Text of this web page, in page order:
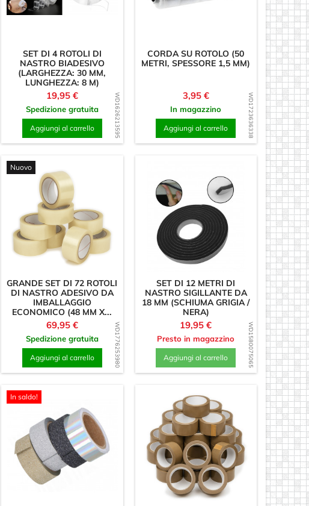
WD1626213595
SET DI 4 ROTOLI DI
NASTRO BIADESIVO
(LARGHEZZA: 30 MM,
LUNGHEZZA: 8 M)
Prezzo
19,95 €
Spedizione gratuita
Aggiungi al carrello WD1723636338
CORDA SU ROTOLO (50
METRI, SPESSORE 1,5 MM)
Prezzo
3,95 €
In magazzino
Aggiungi al carrello
WD1776253980
Nuovo
GRANDE SET DI 72 ROTOLI
DI NASTRO ADESIVO DA
IMBALLAGGIO
ECONOMICO (48 MM X...
Prezzo
69,95 €
Spedizione gratuita
Aggiungi al carrello WD1580075065
SET DI 12 METRI DI
NASTRO SIGILLANTE DA
18 MM (SCHIUMA GRIGIA /
NERA)
Prezzo
19,95 €
Presto in magazzino
Aggiungi al carrello
In saldo!